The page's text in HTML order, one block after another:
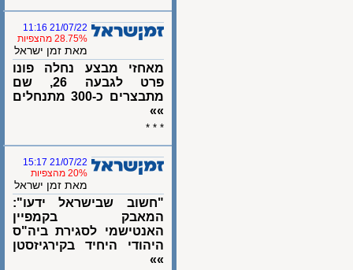
21/07/22 11:16
28.75% מהצפיות
מאת זמן ישראל
מאחזי מבצע נחלה פונו
פרט לגבעה 26, שם
מתבצרים כ-300 מתנחלים
* * *
21/07/22 15:17
20% מהצפיות
מאת זמן ישראל
"חשוב שבישראל ידעו":
המאבק בקמפיין
האנטישמי לסגירת ביה"ס
היהודי היחיד בקירגיזסטן